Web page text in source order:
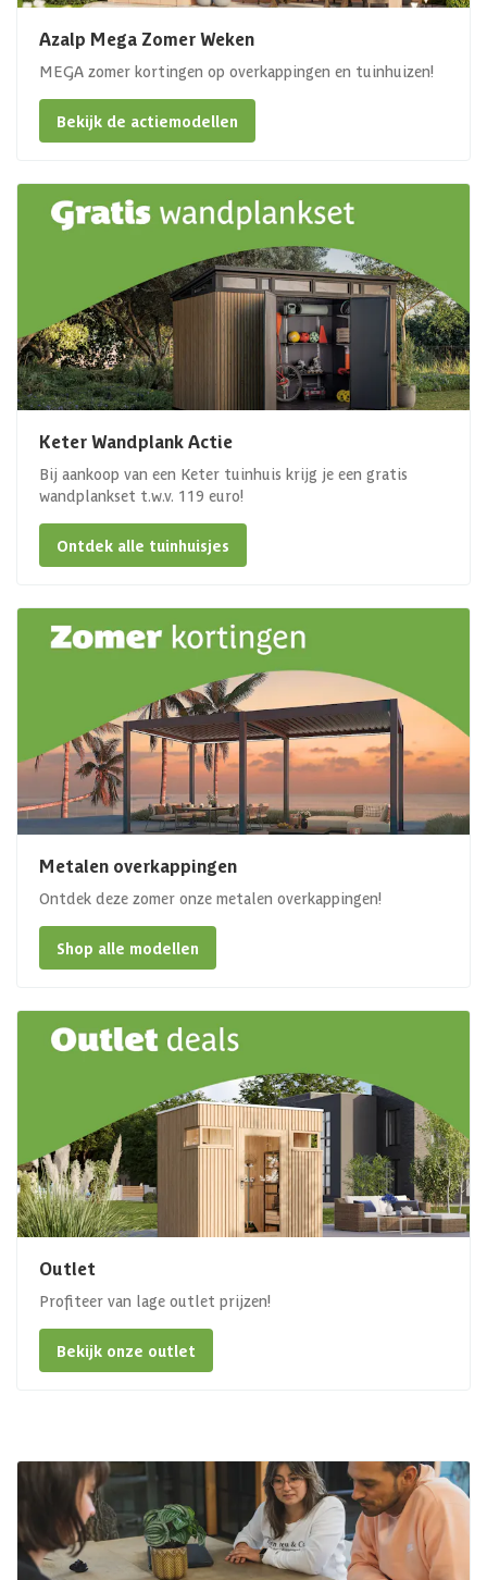
Azalp Mega Zomer Weken
MEGA zomer kortingen op overkappingen en tuinhuizen!
Bekijk de actiemodellen
Keter Wandplank Actie
Bij aankoop van een Keter tuinhuis krijg je een gratis
wandplankset t.w.v. 119 euro!
Ontdek alle tuinhuisjes
Metalen overkappingen
Ontdek deze zomer onze metalen overkappingen!
Shop alle modellen
Outlet
Profiteer van lage outlet prijzen!
Bekijk onze outlet